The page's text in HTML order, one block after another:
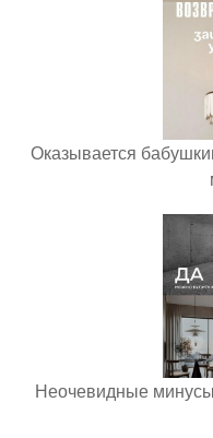
Оказывается
Неочевидные